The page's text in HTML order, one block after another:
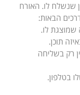
שנשלח לו. האורח
תוכן.
רק בשליחה
בטלפון.